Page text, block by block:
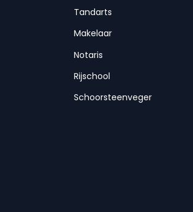
Tandarts
Makelaar
Notaris
Rijschool
Schoorsteenveger